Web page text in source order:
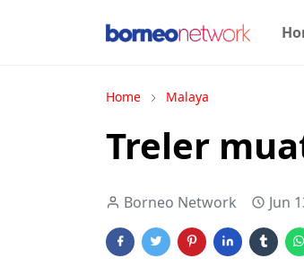
Home Malaya
Treler
Borneo Network Jun